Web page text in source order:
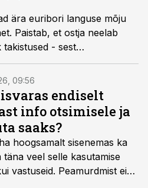
ära euribori languse mõju
Paistab, et ostja neelab
takistused - sest
vältimatu. Arendajad
hinnad lükkavad
kerkima.
09:56
endiselt
info otsimisele ja
saaks?
hoogsamalt sisenemas ka
veel selle kasutamise
vastuseid. Peamurdmist ei